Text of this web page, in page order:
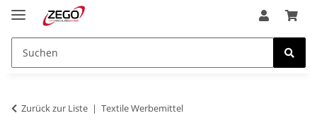
Zurück zur Liste Textile Werbemittel